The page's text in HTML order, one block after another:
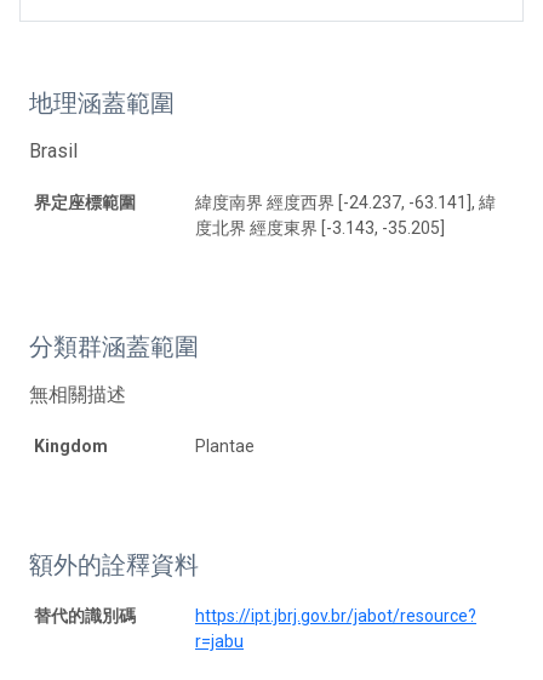
地理涵蓋範圍
Brasil
界定座標範圍
緯度南界 經度西界 [-24.237, -63.141], 緯
度北界 經度東界 [-3.143, -35.205]
分類群涵蓋範圍
無相關描述
Kingdom Plantae
額外的詮釋資料
替代的識別碼
https://ipt.jbrj.gov.br/jabot/resource?
r=jabu